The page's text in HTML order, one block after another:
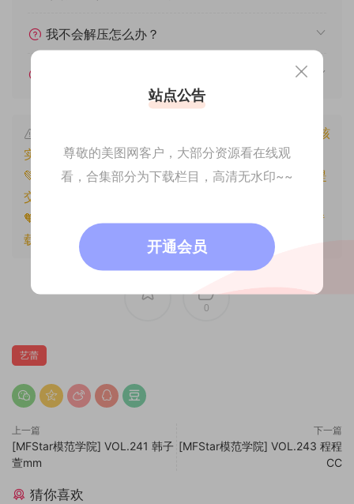
我不会解压怎么办？
本文资源仅供个人参考学习，请勿批量搬运，一经核
实将封禁账号权限！
💚本文资源均来源网友分享，若侵犯了您的权益可以提
交工单处理。
🧡原文链接：
，转
载请注明出处。
0
艺蕾
上一篇
[MFStar模范学院] VOL.241 韩子
萱mm
下一篇
[MFStar模范学院] VOL.243 程程
CC
猜你喜欢
站点公告
尊敬的美图网客户，大部分资源看在线观
看，合集部分为下载栏目，高清无水印~~
开通会员